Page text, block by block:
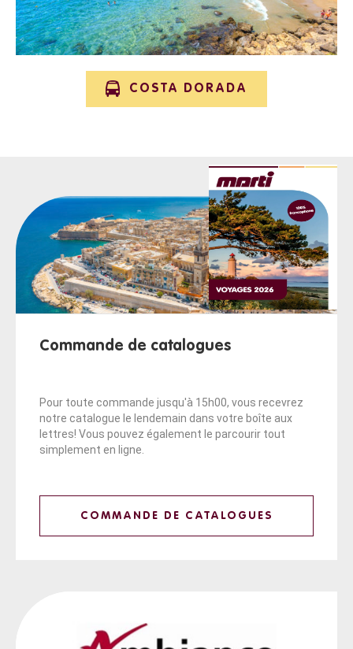
COSTA DORADA
Commande de catalogues
Pour toute commande jusqu'à 15h00, vous recevrez
notre catalogue le lendemain dans votre boîte aux
lettres! Vous pouvez également le parcourir tout
simplement en ligne.
COMMANDE DE CATALOGUES